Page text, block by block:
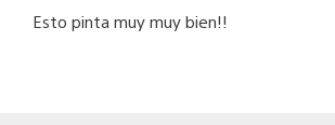
Esto pinta muy muy bien!!